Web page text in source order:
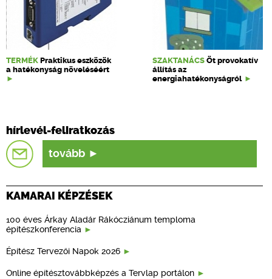
TERMÉK Praktikus eszközök
a hatékonyság növeléséért
SZAKTANÁCS Öt provokatív
állítás az
energiahatékonyságról
hírlevél-feliratkozás
tovább
KAMARAI KÉPZÉSEK
100 éves Árkay Aladár Rákócziánum temploma
építészkonferencia
Építész Tervezői Napok 2026
Online építésztovábbképzés a Tervlap portálon